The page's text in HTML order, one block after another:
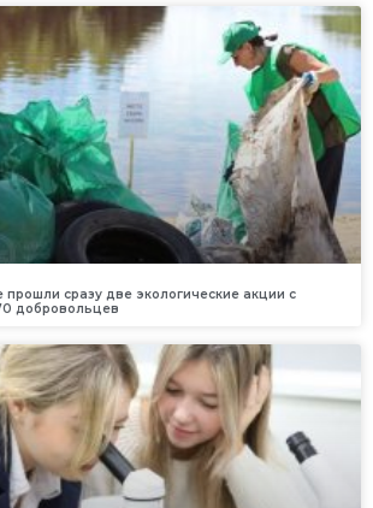
прошли сразу две экологические акции с
добровольцев